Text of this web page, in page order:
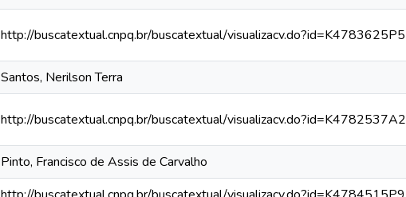
http://buscatextual.cnpq.br/buscatextual/visualizacv.do?id=K4783625P5
Santos, Nerilson Terra
http://buscatextual.cnpq.br/buscatextual/visualizacv.do?id=K4782537A2
Pinto, Francisco de Assis de Carvalho